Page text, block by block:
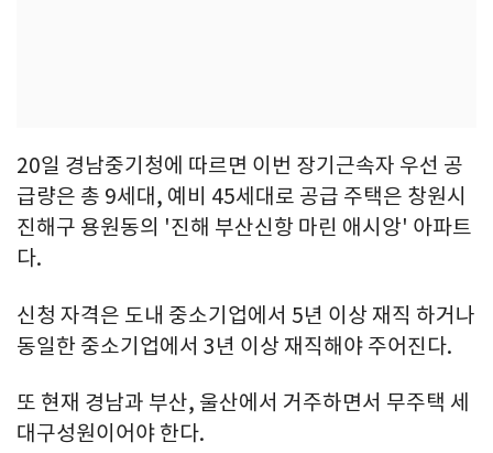
20일 경남중기청에 따르면 이번 장기근속자 우선 공
급량은 총 9세대, 예비 45세대로 공급 주택은 창원시
진해구 용원동의 '진해 부산신항 마린 애시앙' 아파트
다.
신청 자격은 도내 중소기업에서 5년 이상 재직 하거나
동일한 중소기업에서 3년 이상 재직해야 주어진다.
또 현재 경남과 부산, 울산에서 거주하면서 무주택 세
대구성원이어야 한다.